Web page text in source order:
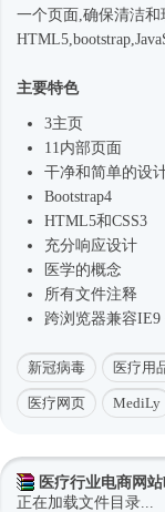
一个页面,确保清洁
主要特色
3主页
11内部页面
干净和简单的设
Bootstrap4
HTML5和CSS3
充分响应设计
医学的概念
所有文件注释
跨浏览器兼容IE9
新冠病毒 医疗用
医疗网页 MediLy
医疗行业电商网
正在加载文件目录...